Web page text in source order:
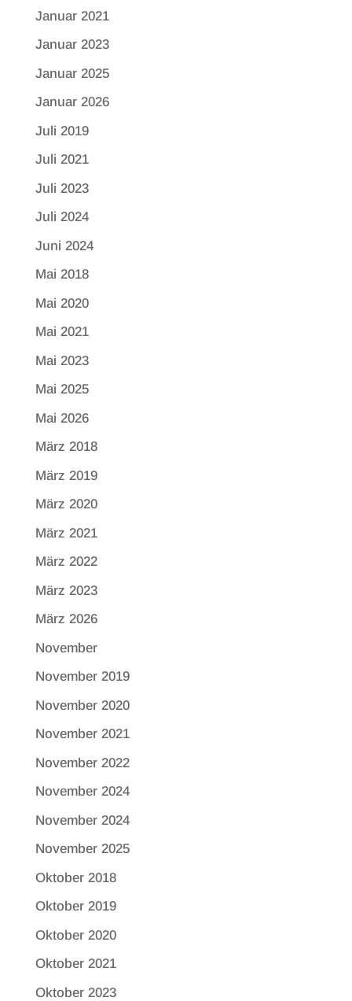
Januar 2021
Januar 2023
Januar 2025
Januar 2026
Juli 2019
Juli 2021
Juli 2023
Juli 2024
Juni 2024
Mai 2018
Mai 2020
Mai 2021
Mai 2023
Mai 2025
Mai 2026
März 2018
März 2019
März 2020
März 2021
März 2022
März 2023
März 2026
November
November 2019
November 2020
November 2021
November 2022
November 2024
November 2024
November 2025
Oktober 2018
Oktober 2019
Oktober 2020
Oktober 2021
Oktober 2023